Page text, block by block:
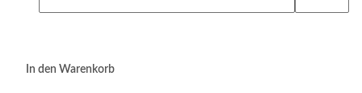
In den Warenkorb